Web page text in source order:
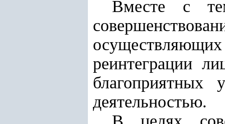
Вместе с
осуществляющих
реинтеграции
благоприятных
деятельностью.